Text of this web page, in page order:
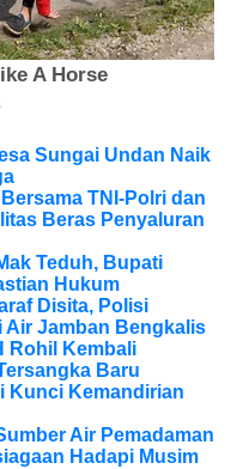
Sungai Undan Naik
TNI-Polri dan
Beras Penyaluran
Teduh, Bupati
Hukum
Disita, Polisi
Air Jamban Bengkalis
Rohil Kembali
Baru
Kunci Kemandirian
Air Pemadaman
Hadapi Musim